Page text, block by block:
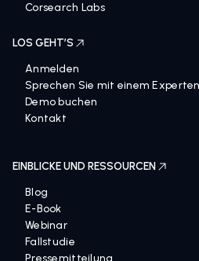
Corsearch Labs
LOS GEHT’S
Anmelden
Sprechen Sie mit einem Experten
Demo buchen
Kontakt
EINBLICKE UND RESSOURCEN
Blog
E-Book
Webinar
Fallstudie
Pressemitteilung